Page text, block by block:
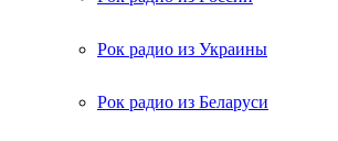
Рок радио из Украины
Рок радио из Беларуси